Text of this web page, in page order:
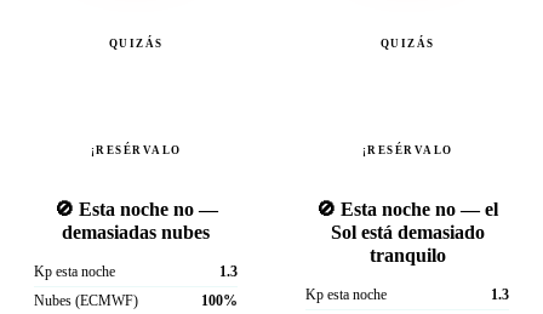
QUIZÁS
¡RESÉRVALO
🚫 Esta noche no —
demasiadas nubes
Kp esta noche
1.3
Nubes (ECMWF)
100%
QUIZÁS
¡RESÉRVALO
🚫 Esta noche no — el
Sol está demasiado
tranquilo
Kp esta noche
1.3